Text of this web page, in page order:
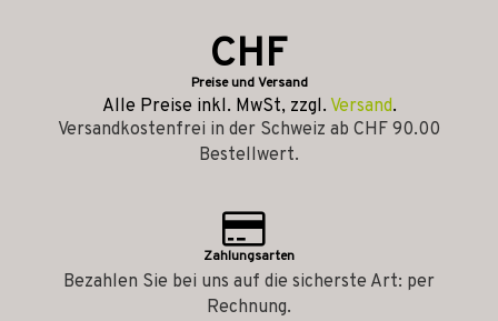
CHF
Preise und Versand
Alle Preise inkl. MwSt, zzgl. Versand.
Versandkostenfrei in der Schweiz ab CHF 90.00
Bestellwert.
Zahlungsarten
Bezahlen Sie bei uns auf die sicherste Art: per
Rechnung.